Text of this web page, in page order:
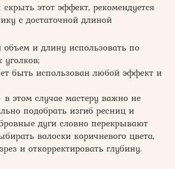
этот эффект, рекомендуется
с достаточной длиной
и длину использовать по
быть использован любой эффект и
в этом случае мастеру важно не
подобрать изгиб ресниц и
дуги словно перекрывают
волоски коричневого цвета,
и откорректировать глубину.